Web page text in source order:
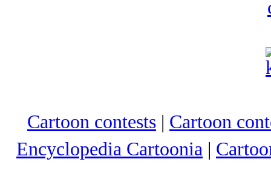
Cartoon contests | Cartoon
Encyclopedia Cartoonia |